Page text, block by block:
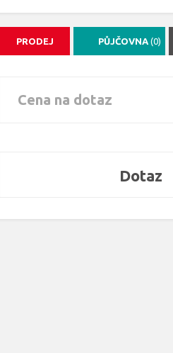
PRODEJ PŮJČOVNA (0)
Cena na dotaz
Dotaz